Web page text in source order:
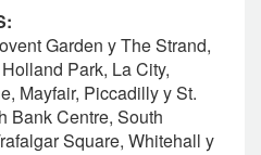
Garden y The Strand,
Park, La City,
Mayfair, Piccadilly y St.
Bank Centre, South
Square, Whitehall y